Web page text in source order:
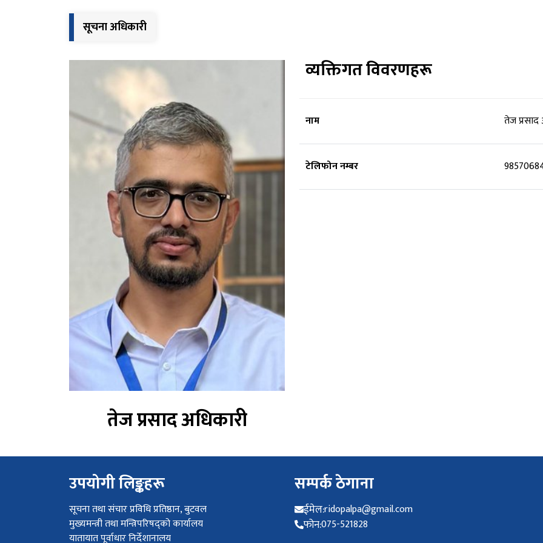
सूचना अधिकारी
तेज प्रसाद अधिकारी
व्यक्तिगत विवरणहरू
नाम तेज प्रसाद
टेलिफोन नम्बर
उपयोगी लिङ्कहरू
सूचना तथा संचार प्रविधि प्रतिष्ठान, बुटवल
मुख्यमन्त्री तथा मन्त्रिपरिषद्को कार्यालय
यातायात पूर्वाधार निर्देशानालय
सम्पर्क ठेगाना
ईमेल:ridopalpa@gmail.com
फोन:075-521828